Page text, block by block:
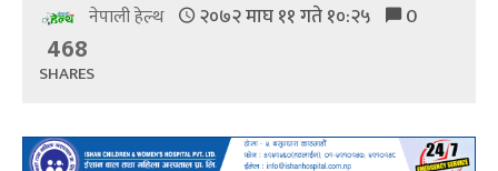
नेपाली हेल्थ २०७२ माघ ११ गते १०:२५ 0
468
SHARES